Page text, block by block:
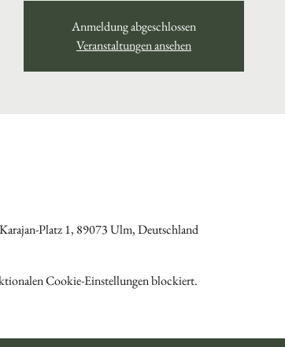
Anmeldung abgeschlossen
Veranstaltungen ansehen
Platz 1, 89073 Ulm, Deutschland
Cookie-Einstellungen blockiert.